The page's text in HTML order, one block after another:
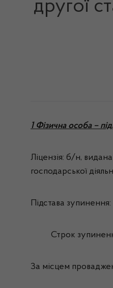
другої
1 Фізична особа –
Ліцензія: б/н,
господарської
Підстава зупинення:
Строк зупинення:
За місцем